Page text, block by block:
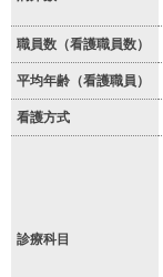
職員数（看護職員数）
平均年齢（看護職員）
看護方式
診療科目